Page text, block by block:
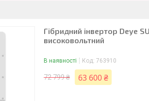
Гібридний інвертор Deye
високовольтний
В наявності Код: 763910
72 799 ₴ 63 600 ₴